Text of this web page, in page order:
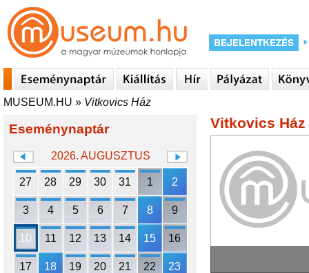
MUSEUM.HU » Vitkovics Ház
Eseménynaptár
2026. AUGUSZTUS
27 28 29 30 31 1 2
3 4 5 6 7 8 9
10 11 12 13 14 15 16
17 18 19 20 21 22 23
Vitkovics Ház